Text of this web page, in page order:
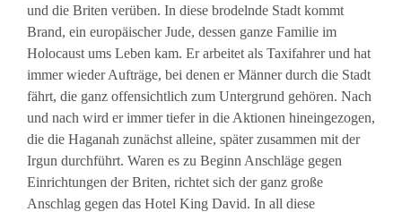
und die Briten verüben. In diese brodelnde Stadt kommt
Brand, ein europäischer Jude, dessen ganze Familie im
Holocaust ums Leben kam. Er arbeitet als Taxifahrer und hat
immer wieder Aufträge, bei denen er Männer durch die Stadt
fährt, die ganz offensichtlich zum Untergrund gehören. Nach
und nach wird er immer tiefer in die Aktionen hineingezogen,
die die Haganah zunächst alleine, später zusammen mit der
Irgun durchführt. Waren es zu Beginn Anschläge gegen
Einrichtungen der Briten, richtet sich der ganz große
Anschlag gegen das Hotel King David. In all diese